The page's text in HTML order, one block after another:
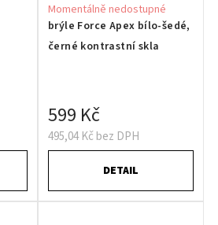
brýle Force Apex bílo-šedé,
černé kontrastní skla
Momentálně nedostupné
495,04 Kč bez DPH
599 Kč
DETAIL